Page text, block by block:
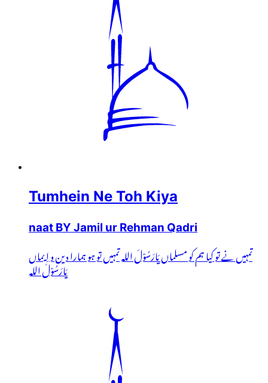
Tumhein Ne Toh Kiya
naat BY Jamil ur Rehman Qadri
تمہیں نے تو کیا ہم کو مسلماں یَارَسُوْلَ اللہ تمہیں تو ہو ہمارا دین و اِیماں
یَارَسُوْلَ اللہ